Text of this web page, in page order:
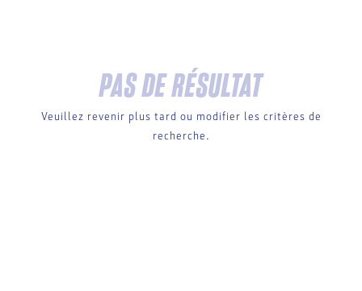
PAS DE RÉSULTAT
Veuillez revenir plus tard ou modifier les critères de
recherche.